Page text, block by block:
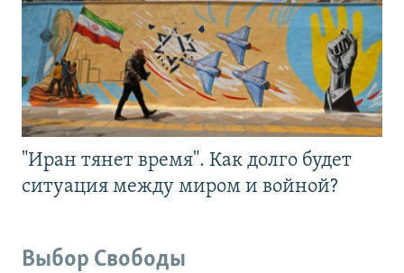
"Иран тянет время". Как долго будет
ситуация между миром и войной?
Выбор Свободы